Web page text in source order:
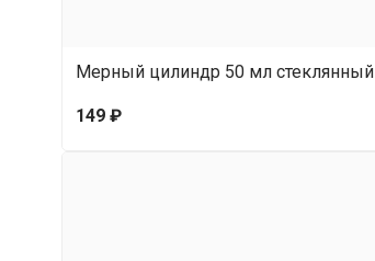
Мерный цилиндр 50 мл стеклянный
149 ₽